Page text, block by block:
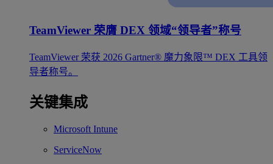
TeamViewer 荣膺 DEX 领域“领导者”称号
TeamViewer 荣获 2026 Gartner® 魔力象限™ DEX 工具领
导者称号。
关键集成
Microsoft Intune
ServiceNow